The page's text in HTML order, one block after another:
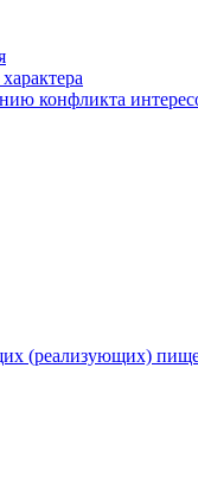
конфликта
(реализующих)